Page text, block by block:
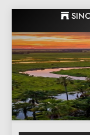
to
content